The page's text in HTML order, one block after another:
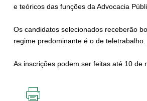
e teóricos das funções da Advocacia
Os candidatos selecionados receberão
regime predominante é o de teletrabalho.
As inscrições podem ser feitas até 10 de